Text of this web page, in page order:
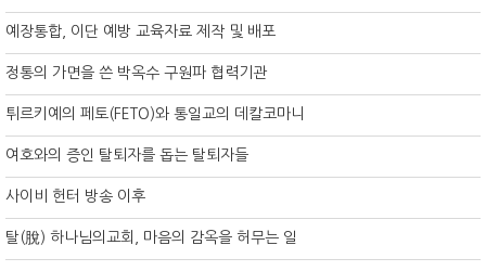
예장통합, 이단 예방 교육자료 제작 및 배포
정통의 가면을 쓴 박옥수 구원파 협력기관
튀르키예의 페토(FETO)와 통일교의 데칼코마니
여호와의 증인 탈퇴자를 돕는 탈퇴자들
사이비 헌터 방송 이후
탈(脫) 하나님의교회, 마음의 감옥을 허무는 일